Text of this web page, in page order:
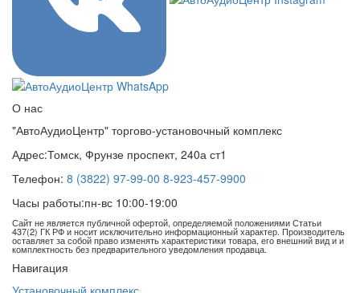
О нас
"АвтоАудиоЦентр" торгово-установочный комплекс
Адрес:Томск, Фрунзе проспект, 240а ст1
Телефон: 8 (3822) 97-99-00 8-923-457-9900
Часы работы:пн-вс 10:00-19:00
Сайт не является публичной офертой, определяемой положениями Статьи
437(2) ГК РФ и носит исключительно информационный характер. Производитель
оставляет за собой право изменять характеристики товара, его внешний вид и и
комплектность без предварительного уведомления продавца.
Навигация